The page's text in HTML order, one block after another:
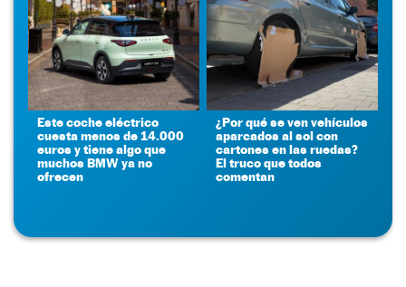
Este coche eléctrico
cuesta menos de 14.000
euros y tiene algo que
muchos BMW ya no
ofrecen
¿Por qué se ven vehículos
aparcados al sol con
cartones en las ruedas?
El truco que todos
comentan